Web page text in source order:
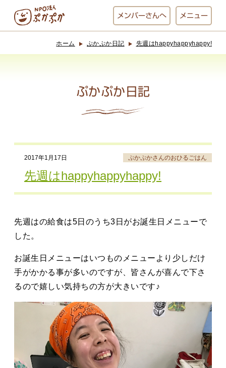
メンバーさんへ メニュー
お休み中
わんど
でんぱた
ぷかぷかさんと
お知らせ ぷかぷか日記
アクセス 採用情報
お問い合わせ
ホーム ぷかぷか日記 先週はhappyhappyhappy!
ぷかぷか日記
2017年1月17日 ぷかぷかさんのおひるごはん
先週はhappyhappyhappy!
先週はの給食は5日のうち3日がお誕生日メニューで
した。
お誕生日メニューはいつものメニューより少しだけ
手がかかる事が多いのですが、皆さんが喜んで下さ
るので嬉しい気持ちの方が大きいです♪